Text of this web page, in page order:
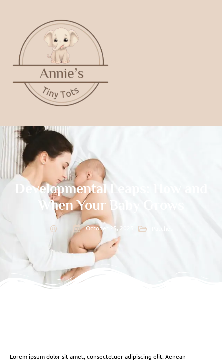
Developmental Leaps: How and
When Your Baby Grows
October 25, 2025
Lorem ipsum dolor sit amet, consectetuer adipiscing elit. Aenean